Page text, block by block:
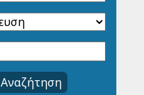
Αναζήτηση